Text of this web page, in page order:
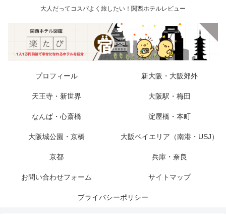
大人だってコスパよく旅したい！関西ホテルレビュー
プロフィール 新大阪・大阪郊外
天王寺・新世界 大阪駅・梅田
なんば・心斎橋 淀屋橋・本町
大阪城公園・京橋 大阪ベイエリア（南港・USJ）
京都 兵庫・奈良
お問い合わせフォーム サイトマップ
プライバシーポリシー